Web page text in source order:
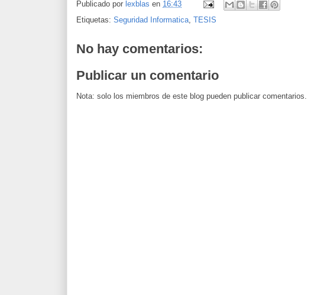
Publicado por lexblas en 16:43
Etiquetas: Seguridad Informatica TESIS
No hay comentarios:
Publicar un comentario
Nota: solo los miembros de este blog pueden publicar comentarios.